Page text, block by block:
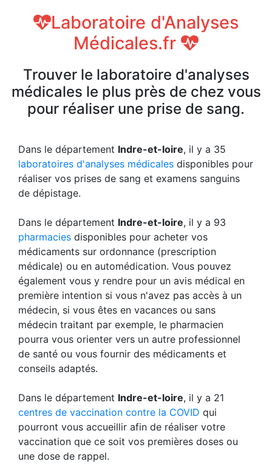
Laboratoire d'Analyses
Médicales.fr
Trouver le laboratoire d'analyses
médicales le plus près de chez vous
pour réaliser une prise de sang.
Dans le département Indre-et-loire, il y a 35
laboratoires d'analyses médicales disponibles pour
réaliser vos prises de sang et examens sanguins
de dépistage.
Dans le département Indre-et-loire, il y a 93
pharmacies disponibles pour acheter vos
médicaments sur ordonnance (prescription
médicale) ou en automédication. Vous pouvez
également vous y rendre pour un avis médical en
première intention si vous n'avez pas accès à un
médecin, si vous êtes en vacances ou sans
médecin traitant par exemple, le pharmacien
pourra vous orienter vers un autre professionnel
de santé ou vous fournir des médicaments et
conseils adaptés.
Dans le département Indre-et-loire, il y a 21
centres de vaccination contre la COVID qui
pourront vous accueillir afin de réaliser votre
vaccination que ce soit vos premières doses ou
une dose de rappel.